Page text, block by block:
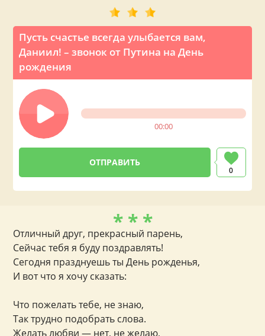
Пусть счастье всегда улыбается вам,
Даниил! – звонок от Путина на День
рождения
00:00
0
* * *
Отличный друг, прекрасный парень,
Сейчас тебя я буду поздравлять!
Сегодня празднуешь ты День рожденья,
И вот что я хочу сказать:
Что пожелать тебе, не знаю,
Так трудно подобрать слова.
Желать любви — нет, не желаю,